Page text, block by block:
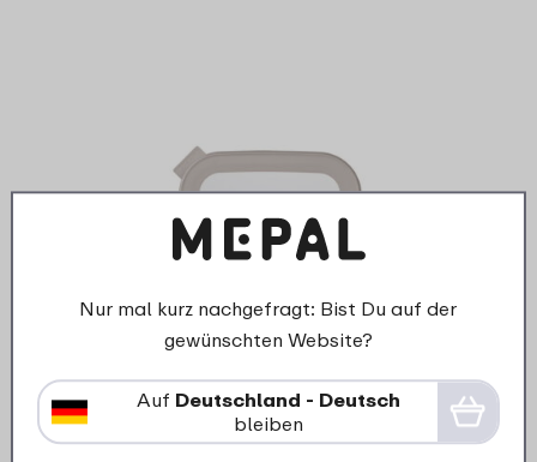
Deckel Cirqula rechteckig
1000/1500 ml - Nordic white
519
Nur mal kurz nachgefragt: Bist Du auf der
gewünschten Website?
Auf Deutschland - Deutsch
bleiben